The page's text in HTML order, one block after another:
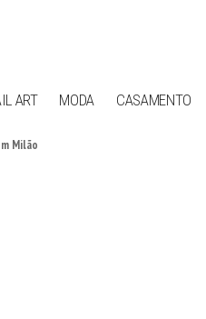
ART MODA CASAMENTO
Milão